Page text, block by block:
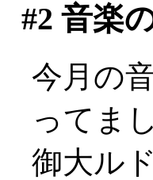
#2 音楽
今月の
ってま
御大ル